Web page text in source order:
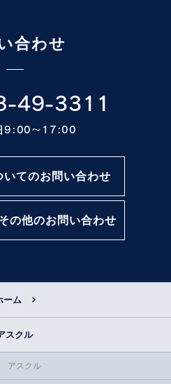
合わせ
49-3311
9:00〜17:00
いてのお問い合わせ
の他のお問い合わせ
ーム
スクル
アスクル